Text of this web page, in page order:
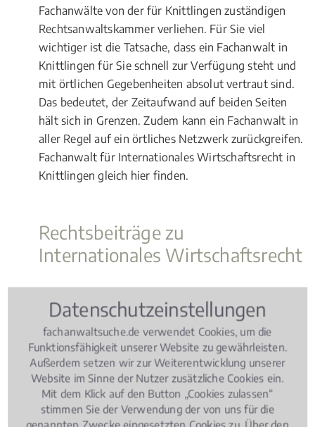
Fachanwälte von der für Knittlingen zuständigen
Rechtsanwaltskammer verliehen. Für Sie viel
wichtiger ist die Tatsache, dass ein Fachanwalt in
Knittlingen für Sie schnell zur Verfügung steht und
mit örtlichen Gegebenheiten absolut vertraut sind.
Das bedeutet, der Zeitaufwand auf beiden Seiten
hält sich in Grenzen. Zudem kann ein Fachanwalt in
aller Regel auf ein örtliches Netzwerk zurückgreifen.
Fachanwalt für Internationales Wirtschaftsrecht in
Knittlingen gleich hier finden.
Rechtsbeiträge zu
Internationales Wirtschaftsrecht
Jäger und Jagd – Wie ist die Rechtslage?
Datenschutzeinstellungen
fachanwaltsuche.de verwendet Cookies, um die
Funktionsfähigkeit unserer Website zu gewährleisten.
Außerdem setzen wir zur Weiterentwicklung unserer
Website im Sinne der Nutzer zusätzliche Cookies ein.
Mit dem Klick auf den Button „Cookies zulassen“
stimmen Sie der Verwendung der von uns für die